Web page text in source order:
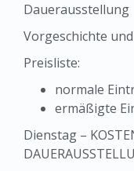
Dauerausstellung
Vorgeschichte
Preisliste:
normale
ermäßigte
Dienstag –